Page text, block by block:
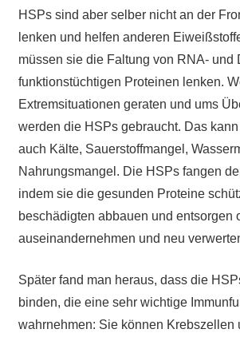
HSPs sind aber selber nicht an der
lenken und helfen anderen
müssen sie die Faltung von RNA- und
funktionstüchtigen Proteinen lenken.
Extremsituationen geraten und ums
werden die HSPs gebraucht. Das
auch Kälte, Sauerstoffmangel,
Nahrungsmangel. Die HSPs fangen
indem sie die gesunden Proteine
beschädigten abbauen und entsorgen
auseinandernehmen und neu
Später fand man heraus, dass die
binden, die eine sehr wichtige
wahrnehmen: Sie können Krebszellen